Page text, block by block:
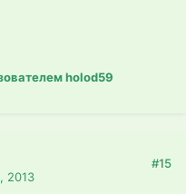
holod59
2013
#15